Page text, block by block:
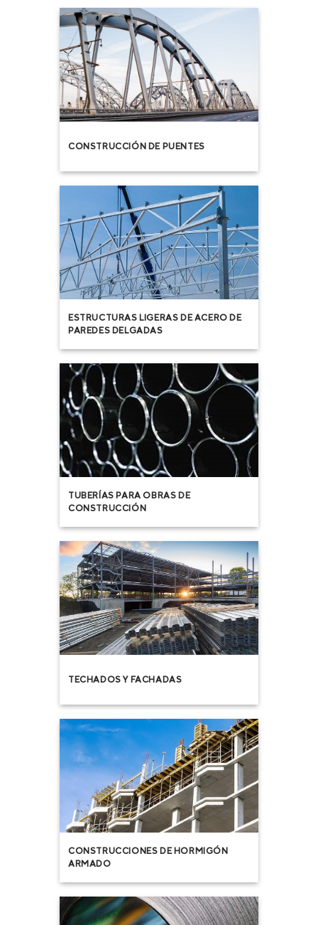
CONSTRUCCIÓN DE PUENTES
ESTRUCTURAS LIGERAS DE ACERO DE
PAREDES DELGADAS
TUBERÍAS PARA OBRAS DE
CONSTRUCCIÓN
TECHADOS Y FACHADAS
CONSTRUCCIONES DE HORMIGÓN
ARMADO